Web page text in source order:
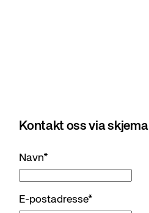
Kontakt oss via skjema
Navn*
E-postadresse*